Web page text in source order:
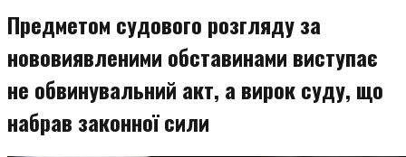
Предметом судового розгляду за
нововиявленими обставинами виступає
не обвинувальний акт, а вирок суду, що
набрав законної сили